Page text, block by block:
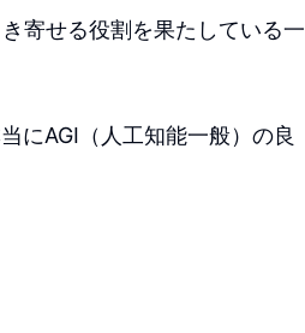
寄せる役割を果たしている一
にAGI（人工知能一般）の良